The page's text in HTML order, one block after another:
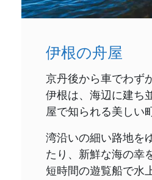
伊根の舟屋
京丹後から車でわず
伊根は、海辺に建ち
屋で知られる美しい
湾沿いの細い路地を
たり、新鮮な海の幸
短時間の遊覧船で水